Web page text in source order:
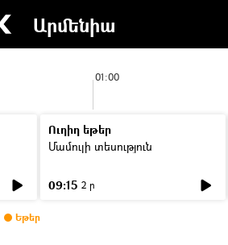
Արմենիա
01:00
Ուղիղ եթեր
Մամուլի տեսություն
09:15 2 ր
Եթեր